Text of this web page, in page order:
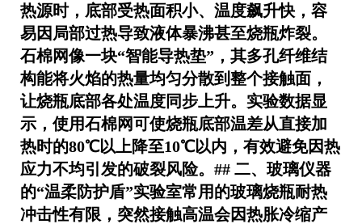
热源时，底部受热面积小、温度飙升快，容
易因局部过热导致液体暴沸甚至烧瓶炸裂。
石棉网像一块“智能导热垫”，其多孔纤维结
构能将火焰的热量均匀分散到整个接触面，
让烧瓶底部各处温度同步上升。实验数据显
示，使用石棉网可使烧瓶底部温差从直接加
热时的80℃以上降至10℃以内，有效避免因热
应力不均引发的破裂风险。## 二、玻璃仪器
的“温柔防护盾”实验室常用的玻璃烧瓶耐热
冲击性有限，突然接触高温会因热胀冷缩产